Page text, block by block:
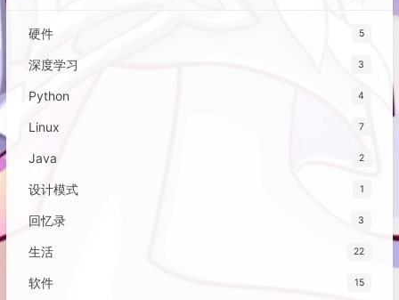
硬件 5
深度学习 3
Python 4
Linux 7
Java 2
设计模式 1
回忆录 3
生活 22
软件 15